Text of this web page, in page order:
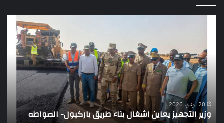
اشغال
بناء
طريق
باركيول-
الصواطه
20 يونيو، 2026
وزير التجهيز يعاين اشغال بناء طريق باركيول- الصواطه